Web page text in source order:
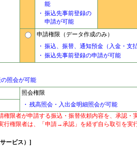
能
・ 振込先事前登録の
申請が可能
申請権限（データ作成のみ）
・ 振込、振替、通知預金（入金・支
・ 振込先事前登録の申請が可能
照会が可能
照会権限
・ 残高照会・入出金明細照会が可能
権限者が申請する振込・振替依頼内容を、承認
行権限者は、「申請→承認」を経ず自ら取引を実
ービス）]